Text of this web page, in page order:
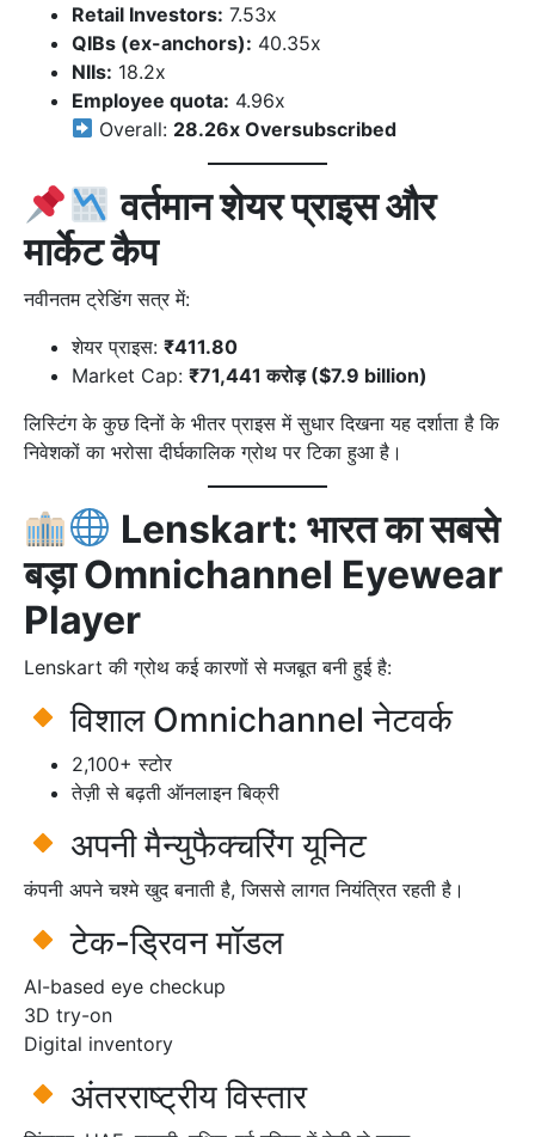
Retail Investors: 7.53x
QIBs (ex-anchors): 40.35x
NIIs: 18.2x
Employee quota: 4.96x
Overall: 28.26x Oversubscribed
वर्तमान शेयर प्राइस और
मार्केट कैप
नवीनतम ट्रेडिंग सत्र में:
शेयर प्राइस: ₹411.80
Market Cap: ₹71,441 करोड़ ($7.9 billion)
लिस्टिंग के कुछ दिनों के भीतर प्राइस में सुधार दिखना यह दर्शाता है कि
निवेशकों का भरोसा दीर्घकालिक ग्रोथ पर टिका हुआ है।
Lenskart: भारत का सबसे
बड़ा Omnichannel Eyewear
Player
Lenskart की ग्रोथ कई कारणों से मजबूत बनी हुई है:
विशाल Omnichannel नेटवर्क
2,100+ स्टोर
तेज़ी से बढ़ती ऑनलाइन बिक्री
अपनी मैन्युफैक्चरिंग यूनिट
कंपनी अपने चश्मे खुद बनाती है, जिससे लागत नियंत्रित रहती है।
टेक-ड्रिवन मॉडल
AI-based eye checkup
3D try-on
Digital inventory
अंतरराष्ट्रीय विस्तार